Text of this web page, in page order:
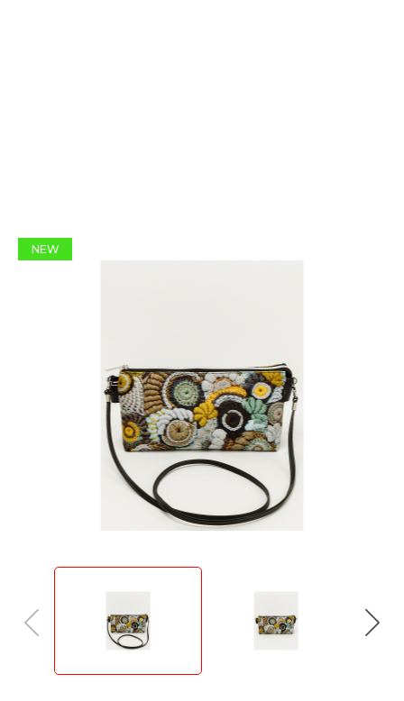
NEW